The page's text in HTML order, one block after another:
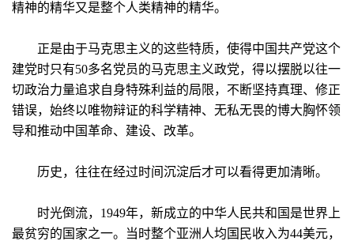
精神的精华又是整个人类精神的精华。
正是由于马克思主义的这些特质，使得中国共产党这个
建党时只有50多名党员的马克思主义政党，得以摆脱以往一
切政治力量追求自身特殊利益的局限，不断坚持真理、修正
错误，始终以唯物辩证的科学精神、无私无畏的博大胸怀领
导和推动中国革命、建设、改革。
历史，往往在经过时间沉淀后才可以看得更加清晰。
时光倒流，1949年，新成立的中华人民共和国是世界上
最贫穷的国家之一。当时整个亚洲人均国民收入为44美元，